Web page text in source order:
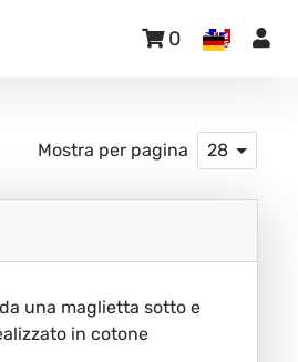
0
Mostra per pagina 28
una maglietta sotto e
in cotone